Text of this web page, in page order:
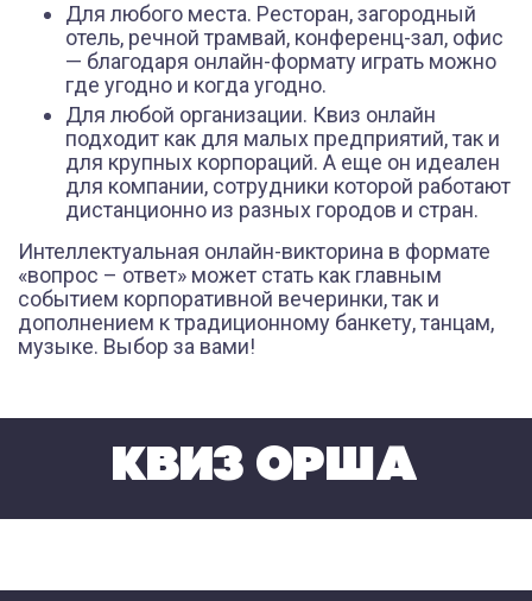
Для любого места. Ресторан, загородный
отель, речной трамвай, конференц-зал, офис
— благодаря онлайн-формату играть можно
где угодно и когда угодно.
Для любой организации. Квиз онлайн
подходит как для малых предприятий, так и
для крупных корпораций. А еще он идеален
для компании, сотрудники которой работают
дистанционно из разных городов и стран.
Интеллектуальная онлайн-викторина в формате
«вопрос – ответ» может стать как главным
событием корпоративной вечеринки, так и
дополнением к традиционному банкету, танцам,
музыке. Выбор за вами!
КВИЗ ОРША